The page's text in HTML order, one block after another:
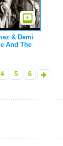
& Demi
And The
4 5 6»